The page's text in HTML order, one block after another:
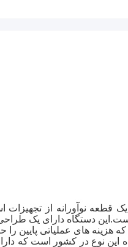
یک قطعه نوآورانه از
دستگاه دارای یک
که هزینه های عملیاتی پایین
این نوع در کشور است که